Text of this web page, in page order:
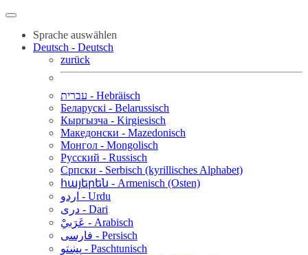
Sprache auswählen
Deutsch - Deutsch
zurück
עברית - Hebräisch
Беларускі - Belarussisch
Кыргызча - Kirgiesisch
Македонски - Mazedonisch
Монгол - Mongolisch
Русский - Russisch
Српски - Serbisch (kyrillisches Alphabet)
հայերեն - Armenisch (Osten)
اردو - Urdu
دری - Dari
عَرَبيْ - Arabisch
فارسی - Persisch
پښتو - Paschtunisch